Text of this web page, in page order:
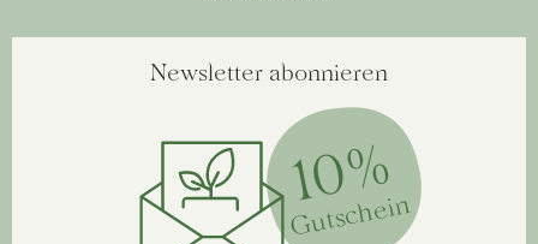
Newsletter abonnieren
10%
Gutschein